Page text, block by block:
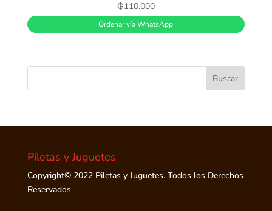
₲110.000
Ordenar vía WhatsApp
Piletas y Juguetes
Copyright© 2022 Piletas y Juguetes. Todos los Derechos
Reservados